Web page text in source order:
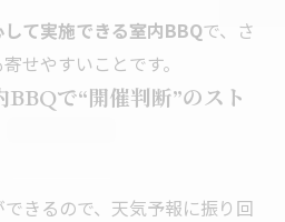
て実施できる室内BBQで、さ
せやすいことです。
で“開催判断”のスト
きるので、天気予報に振り回